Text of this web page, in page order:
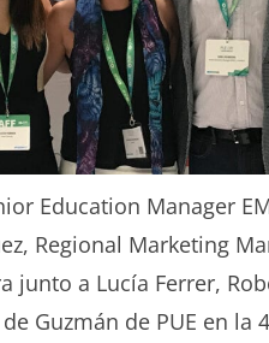
Education Manager
Regional Marketing
junto a Lucía Ferrer,
Guzmán de PUE en la